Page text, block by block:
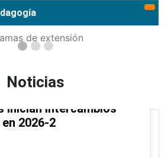
de extensión
Noticias
inician intercambios
2026-2